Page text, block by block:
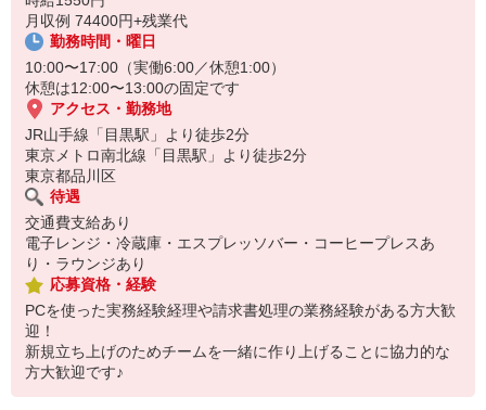
月収例 74400円+残業代
勤務時間・曜日
10:00〜17:00（実働6:00／休憩1:00）
休憩は12:00〜13:00の固定です
アクセス・勤務地
JR山手線「目黒駅」より徒歩2分
東京メトロ南北線「目黒駅」より徒歩2分
東京都品川区
待遇
交通費支給あり
電子レンジ・冷蔵庫・エスプレッソバー・コーヒープレスあ
り・ラウンジあり
応募資格・経験
PCを使った実務経験経理や請求書処理の業務経験がある方大歓
迎！
新規立ち上げのためチームを一緒に作り上げることに協力的な
方大歓迎です♪